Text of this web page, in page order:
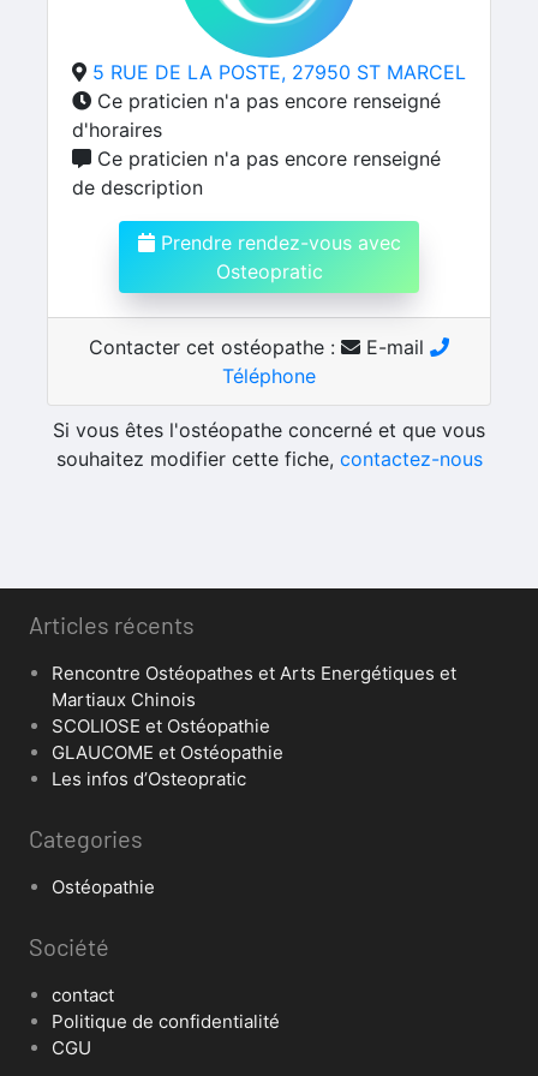
5 RUE DE LA POSTE, 27950 ST MARCEL
Ce praticien n'a pas encore renseigné
d'horaires
Ce praticien n'a pas encore renseigné
de description
Prendre rendez-vous avec
Osteopratic
Contacter cet ostéopathe :
E-mail
Téléphone
Si vous êtes l'ostéopathe concerné et que vous
souhaitez modifier cette fiche, contactez-nous
Articles récents
Rencontre Ostéopathes et Arts Energétiques et
Martiaux Chinois
SCOLIOSE et Ostéopathie
GLAUCOME et Ostéopathie
Les infos d’Osteopratic
Categories
Ostéopathie
Société
contact
Politique de confidentialité
CGU